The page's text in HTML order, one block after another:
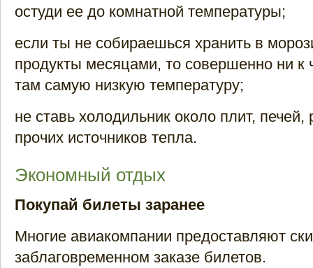
остуди ее до комнатной температуры;
если ты не собираешься хранить в
продукты месяцами, то совершенно ни к
там самую низкую температуру;
не ставь холодильник около плит, печей,
прочих источников тепла.
Экономный отдых
Покупай билеты заранее
Многие авиакомпании предоставляют
заблаговременном заказе билетов.